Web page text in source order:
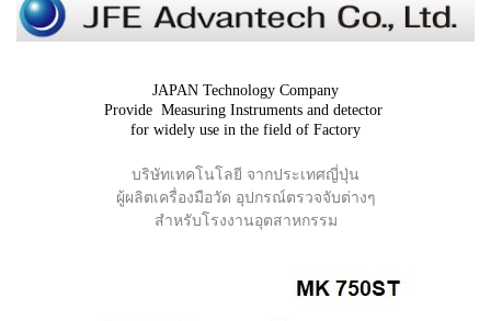
JAPAN Technology Company
Provide Measuring Instruments and detector
for widely use in the field of Factory
บริษัทเทคโนโลยี จากประเทศญี่ปุ่น
ผู้ผลิตเครื่องมือวัด อุปกรณ์ตรวจจับต่างๆ
สำหรับโรงงานอุตสาหกรรม